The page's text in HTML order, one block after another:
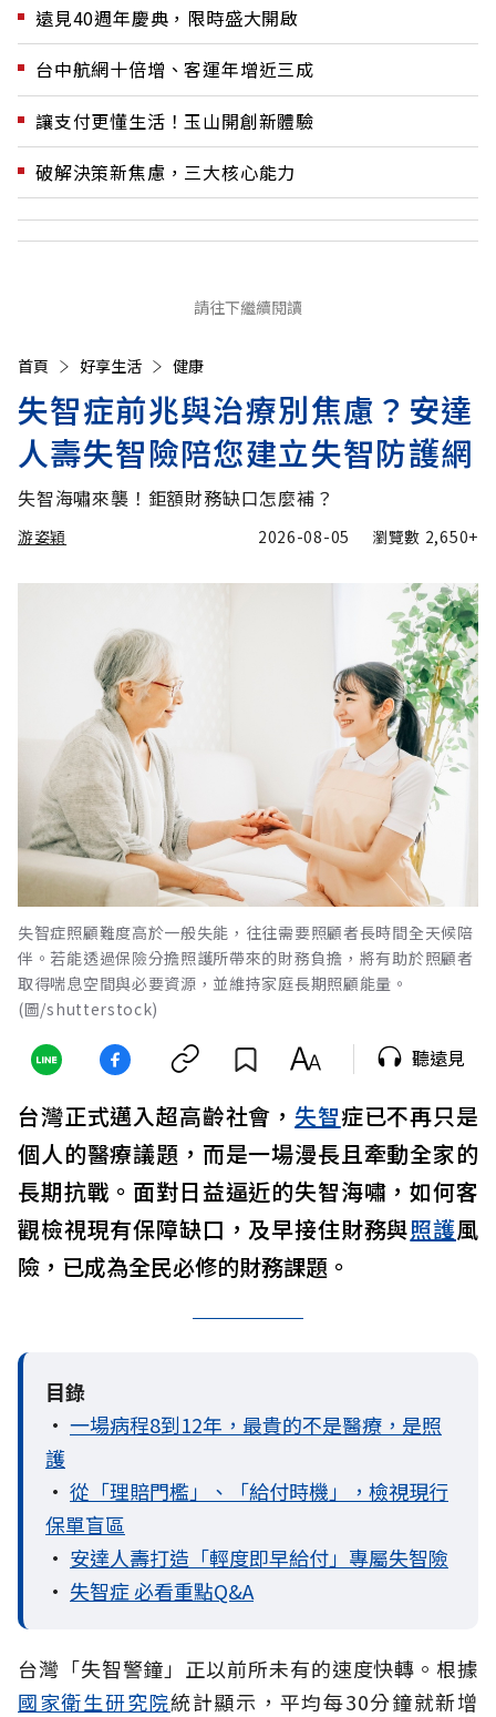
遠見40週年慶典，限時盛大開啟
台中航網十倍增、客運年增近三成
讓支付更懂生活！玉山開創新體驗
破解決策新焦慮，三大核心能力
請往下繼續閱讀
首頁 好享生活 健康
失智症前兆與治療別焦慮？安達
人壽失智險陪您建立失智防護網
失智海嘯來襲！鉅額財務缺口怎麼補？
游姿穎 2026-08-05 瀏覽數 2,650+
失智症照顧難度高於一般失能，往往需要照顧者長時間全天候陪
伴。若能透過保險分擔照護所帶來的財務負擔，將有助於照顧者
取得喘息空間與必要資源，並維持家庭長期照顧能量。
(圖/shutterstock)
聽遠見
台灣正式邁入超高齡社會， 失智症已不再只是
個人的醫療議題，而是一場漫長且牽動全家的
長期抗戰。面對日益逼近的失智海嘯，如何客
觀檢視現有保障缺口，及早接住財務與照護風
險，已成為全民必修的財務課題。
目錄
• 一場病程8到12年，最貴的不是醫療，是照
護
• 從「理賠門檻」、「給付時機」，檢視現行
保單盲區
• 安達人壽打造「輕度即早給付」專屬失智險
• 失智症 必看重點Q&A
台灣「失智警鐘」正以前所未有的速度快轉。根據
國家衛生研究院統計顯示，平均每30分鐘就新增